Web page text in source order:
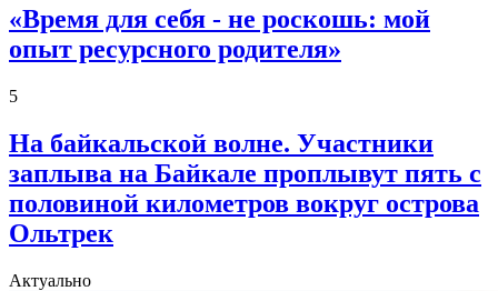
«Время для себя - не роскошь: мой
опыт ресурсного родителя»
5
На байкальской волне. Участники
заплыва на Байкале проплывут пять с
половиной километров вокруг острова
Ольтрек
Актуально